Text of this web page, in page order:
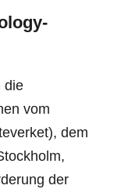
die
vom
dem
der